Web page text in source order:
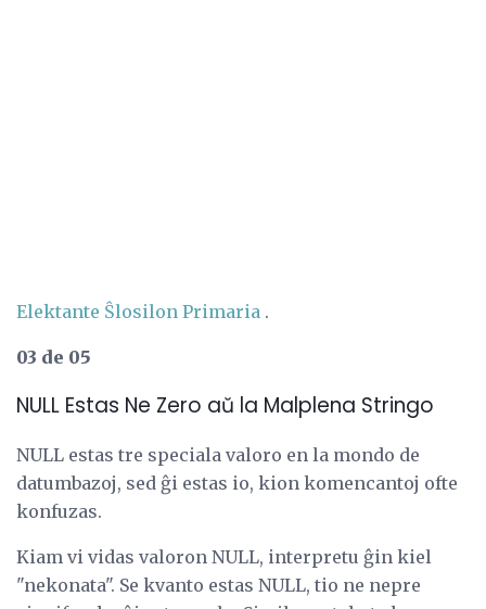
Elektante Ŝlosilon Primaria .
03 de 05
NULL Estas Ne Zero aŭ la Malplena Stringo
NULL estas tre speciala valoro en la mondo de
datumbazoj, sed ĝi estas io, kion komencantoj ofte
konfuzas.
Kiam vi vidas valoron NULL, interpretu ĝin kiel
"nekonata". Se kvanto estas NULL, tio ne nepre